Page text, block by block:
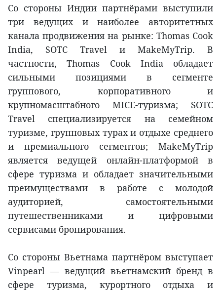
Со стороны Индии партнёрами выступили
три ведущих и наиболее авторитетных
канала продвижения на рынке: Thomas Cook
India, SOTC Travel и MakeMyTrip. В
частности, Thomas Cook India обладает
сильными позициями в сегменте
группового, корпоративного и
крупномасштабного MICE-туризма; SOTC
Travel специализируется на семейном
туризме, групповых турах и отдыхе среднего
и премиального сегментов; MakeMyTrip
является ведущей онлайн-платформой в
сфере туризма и обладает значительными
преимуществами в работе с молодой
аудиторией, самостоятельными
путешественниками и цифровыми
сервисами бронирования.
Со стороны Вьетнама партнёром выступает
Vinpearl — ведущий вьетнамский бренд в
сфере туризма, курортного отдыха и